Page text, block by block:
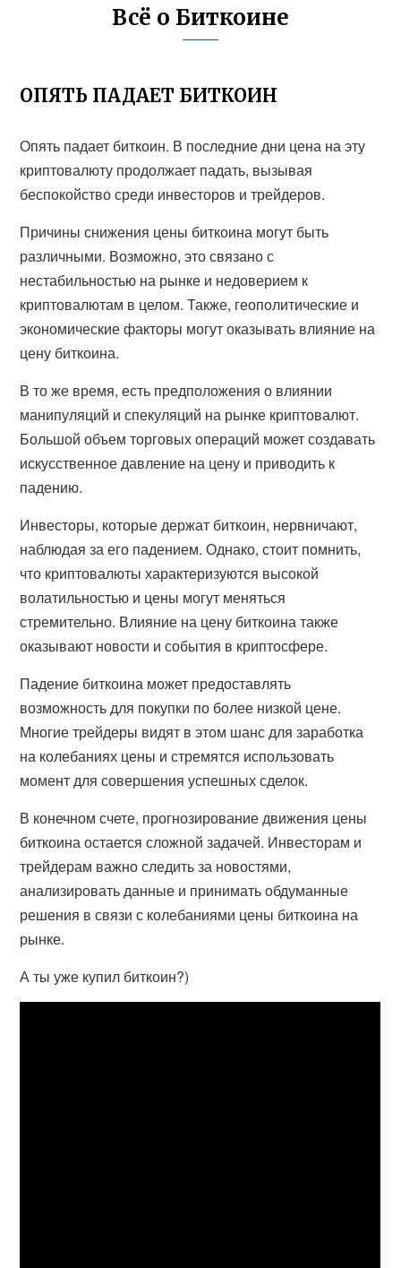
Всё о Биткоине
ОПЯТЬ ПАДАЕТ БИТКОИН
Опять падает биткоин. В последние дни цена на эту
криптовалюту продолжает падать, вызывая
беспокойство среди инвесторов и трейдеров.
Причины снижения цены биткоина могут быть
различными. Возможно, это связано с
нестабильностью на рынке и недоверием к
криптовалютам в целом. Также, геополитические и
экономические факторы могут оказывать влияние на
цену биткоина.
В то же время, есть предположения о влиянии
манипуляций и спекуляций на рынке криптовалют.
Большой объем торговых операций может создавать
искусственное давление на цену и приводить к
падению.
Инвесторы, которые держат биткоин, нервничают,
наблюдая за его падением. Однако, стоит помнить,
что криптовалюты характеризуются высокой
волатильностью и цены могут меняться
стремительно. Влияние на цену биткоина также
оказывают новости и события в криптосфере.
Падение биткоина может предоставлять
возможность для покупки по более низкой цене.
Многие трейдеры видят в этом шанс для заработка
на колебаниях цены и стремятся использовать
момент для совершения успешных сделок.
В конечном счете, прогнозирование движения цены
биткоина остается сложной задачей. Инвесторам и
трейдерам важно следить за новостями,
анализировать данные и принимать обдуманные
решения в связи с колебаниями цены биткоина на
рынке.
А ты уже купил биткоин?)